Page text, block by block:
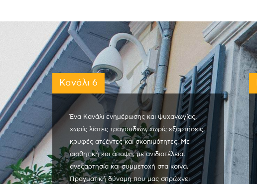
Κανάλι 6
Ένα Κανάλι ενημέρωσης και ψυχαγωγίας,
χωρίς λίστες τραγουδιών, χωρίς εξαρτήσεις,
κρυφές ατζέντες και σκοπιμότητες. Με
αισθητική και άποψη, με ανιδιοτέλεια,
ανεξαρτησία και συμμετοχή στα κοινά.
Πραγματική δύναμη που μας σπρώχνει